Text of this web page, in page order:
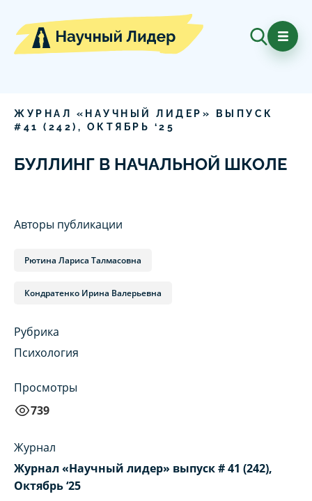
ЖУРНАЛ «НАУЧНЫЙ ЛИДЕР» ВЫПУСК
# 41 ( 242), ОКТЯБРЬ ‘25
БУЛЛИНГ В НАЧАЛЬНОЙ ШКОЛЕ
Авторы публикации
Рютина Лариса Талмасовна
Кондратенко Ирина Валерьевна
Рубрика
Психология
Просмотры
739
Журнал
Журнал «Научный лидер» выпуск # 41 (242),
Октябрь ‘25